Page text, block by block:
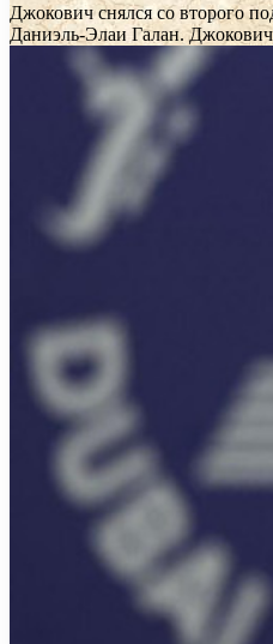
Джокович снялся со второго
Даниэль-Элаи Галан.